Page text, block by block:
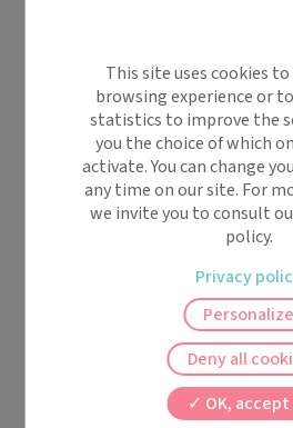
This site uses cookies
browsing experience or
statistics to improve the
you the choice of which
activate. You can change
any time on our site. For
we invite you to consult
policy.
OK,
Deny all
Personalize
Privacy